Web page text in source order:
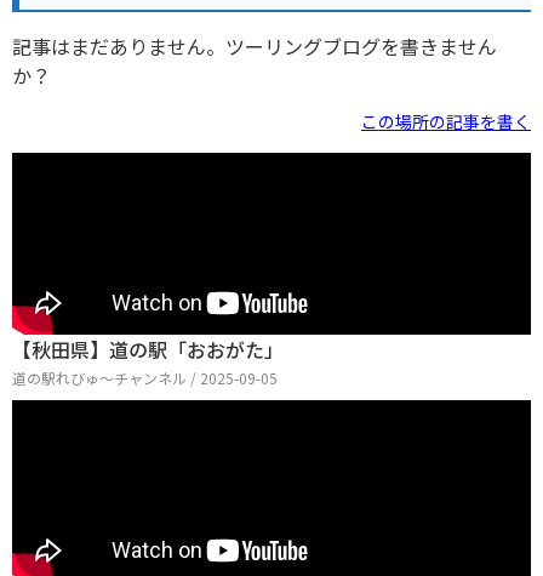
記事はまだありません。ツーリングブログを書きません
か？
この場所の記事を書く
【秋田県】道の駅「おおがた」
道の駅れびゅ〜チャンネル / 2025-09-05